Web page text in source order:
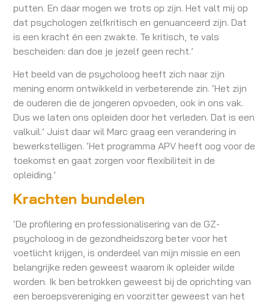
putten. En daar mogen we trots op zijn. Het valt mij op
dat psychologen zelfkritisch en genuanceerd zijn. Dat
is een kracht én een zwakte. Te kritisch, te vals
bescheiden: dan doe je jezelf geen recht.’
Het beeld van de psycholoog heeft zich naar zijn
mening enorm ontwikkeld in verbeterende zin. ‘Het zijn
de ouderen die de jongeren opvoeden, ook in ons vak.
Dus we laten ons opleiden door het verleden. Dat is een
valkuil.’ Juist daar wil Marc graag een verandering in
bewerkstelligen. ‘Het programma APV heeft oog voor de
toekomst en gaat zorgen voor flexibiliteit in de
opleiding.’
Krachten bundelen
‘De profilering en professionalisering van de GZ-
psycholoog in de gezondheidszorg beter voor het
voetlicht krijgen, is onderdeel van mijn missie en een
belangrijke reden geweest waarom ik opleider wilde
worden. Ik ben betrokken geweest bij de oprichting van
een beroepsvereniging en voorzitter geweest van het